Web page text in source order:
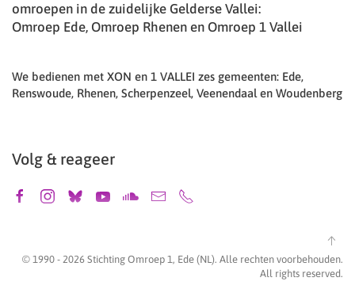
omroepen in de zuidelijke Gelderse Vallei:
Omroep Ede, Omroep Rhenen en Omroep 1 Vallei
We bedienen met XON en 1 VALLEI zes gemeenten: Ede,
Renswoude, Rhenen, Scherpenzeel, Veenendaal en Woudenberg
Volg & reageer
© 1990 - 2026 Stichting Omroep 1, Ede (NL). Alle rechten voorbehouden.
All rights reserved.